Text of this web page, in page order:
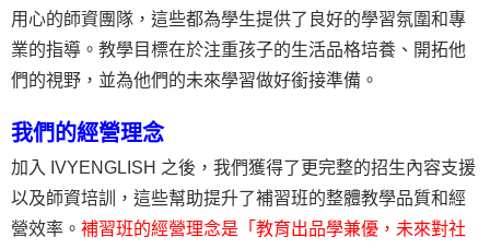
用心的師資團隊，這些都為學生提供了良好的學習氛圍和專
業的指導。教學目標在於注重孩子的生活品格培養、開拓他
們的視野，並為他們的未來學習做好銜接準備。
我們的經營理念
加入 IVYENGLISH 之後，我們獲得了更完整的招生內容支援
以及師資培訓，這些幫助提升了補習班的整體教學品質和經
營效率。 補習班的經營理念是「教育出品學兼優，未來對社